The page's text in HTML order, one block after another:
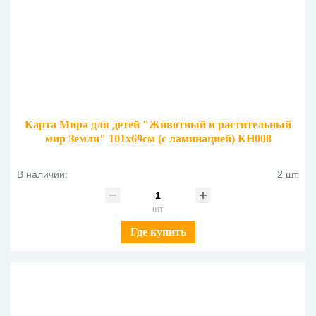
Карта Мира для детей "Животный и растительный
мир Земли" 101х69см (с ламинацией) КН008
В наличии: 2 шт.
шт
Где купить